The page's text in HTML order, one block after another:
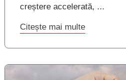
creștere accelerată, ...
Citește mai multe